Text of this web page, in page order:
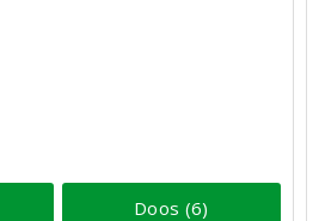
Doos (6)